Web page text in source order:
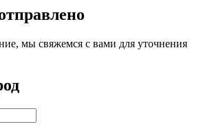
мы свяжемся с вами для уточнения